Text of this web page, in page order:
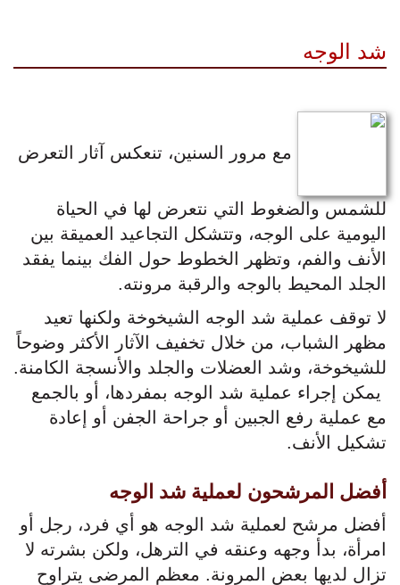
شد الوجه
مع مرور السنين، تنعكس آثار التعرض
للشمس والضغوط التي نتعرض لها في الحياة
اليومية على الوجه، وتتشكل التجاعيد العميقة بين
الأنف والفم، وتظهر الخطوط حول الفك بينما يفقد
الجلد المحيط بالوجه والرقبة مرونته.
لا توقف عملية شد الوجه الشيخوخة ولكنها تعيد
مظهر الشباب، من خلال تخفيف الآثار الأكثر وضوحاً
للشيخوخة، وشد العضلات والجلد والأنسجة الكامنة.
يمكن إجراء عملية شد الوجه بمفردها، أو بالجمع
مع عملية رفع الجبين أو جراحة الجفن أو إعادة
تشكيل الأنف.
أفضل المرشحون لعملية شد الوجه
أفضل مرشح لعملية شد الوجه هو أي فرد، رجل أو
امرأة، بدأ وجهه وعنقه في الترهل، ولكن بشرته لا
تزال لديها بعض المرونة. معظم المرضى يتراوح